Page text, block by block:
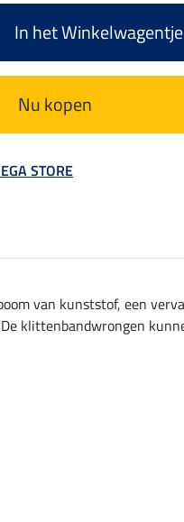
In het Winkelwagentje
Nu kopen
STORE
van kunststof, een
klittenbandwrongen